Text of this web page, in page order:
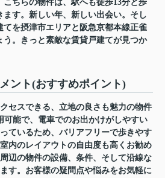
こちらの物件は、駅へも徒歩13分と歩
ます。新しい年、新しい出会い。そし
てを摂津市エリアと阪急京都本線正雀
う。きっと素敵な賃貸戸建てが見つか
ント(おすすめポイント)
セスできる、立地の良さも魅力の物件
可能で、電車でのお出かけがしやすい
ているため、バリアフリーで歩きやす
内のレイアウトの自由度も高くお勧め
辺の物件の設備、条件、そして沿線な
す。お客様の疑問点や悩みをお気軽に